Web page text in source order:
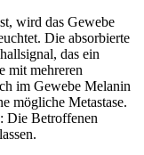
wird das Gewebe
Die absorbierte
das ein
mit mehreren
im Gewebe Melanin
mögliche Metastase.
Die Betroffenen